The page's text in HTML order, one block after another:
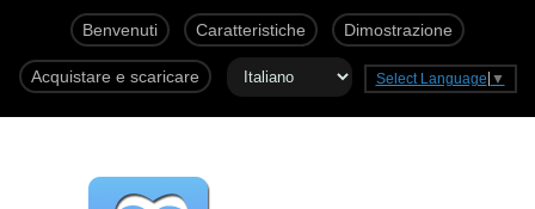
Benvenuti Caratteristiche Dimostrazione
Acquistare e scaricare Select Language ▼